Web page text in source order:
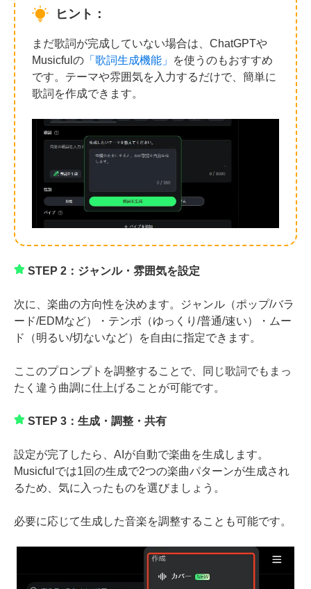
ヒント：
まだ歌詞が完成していない場合は、ChatGPTや
Musicfulの 「歌詞生成機能」
を使うのもおすすめ
です。テーマや雰囲気を入力するだけで、簡単に
歌詞を作成できます。
STEP 2：ジャンル・雰囲気を設定
次に、楽曲の方向性を決めます。ジャンル（ポップ/バラ
ード/EDMなど）・テンポ（ゆっくり/普通/速い）・ムー
ド（明るい/切ないなど）を自由に指定できます。
ここのプロンプトを調整することで、同じ歌詞でもまっ
たく違う曲調に仕上げることが可能です。
STEP 3：生成・調整・共有
設定が完了したら、AIが自動で楽曲を生成します。
Musicfulでは1回の生成で2つの楽曲パターンが生成され
るため、気に入ったものを選びましょう。
必要に応じて生成した音楽を調整することも可能です。